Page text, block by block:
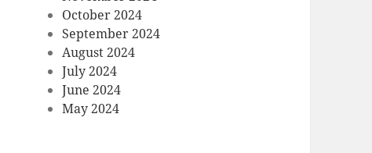
October 2024
September 2024
August 2024
July 2024
June 2024
May 2024